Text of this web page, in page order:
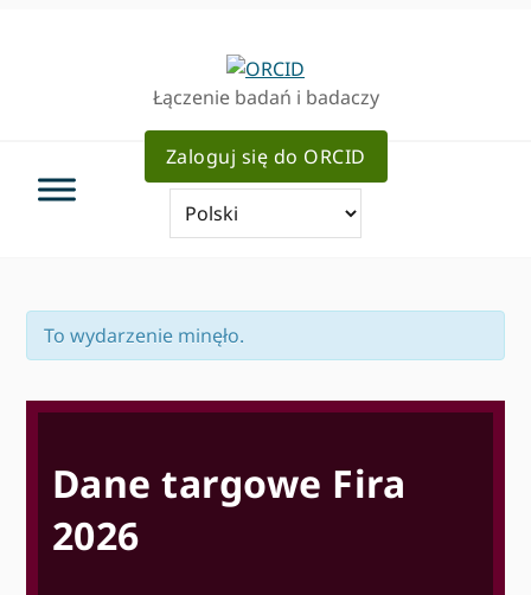
Łączenie badań i badaczy
Zaloguj się do ORCID
To wydarzenie minęło.
Dane targowe Fira
2026